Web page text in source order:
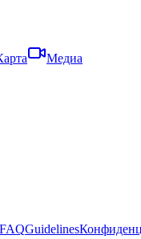
Медиа
FAQGuidelines